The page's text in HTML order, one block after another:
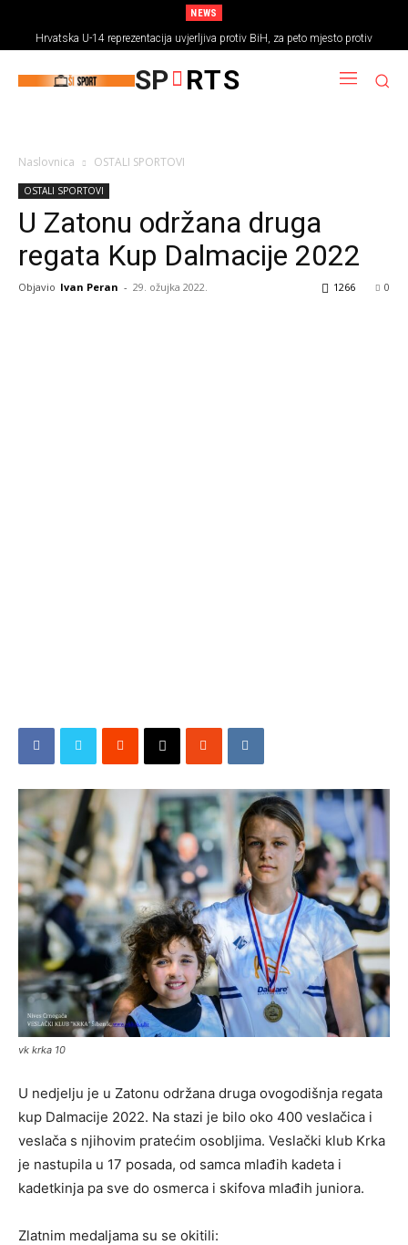
NEWS
Hrvatska U-14 reprezentacija uvjerljiva protiv BiH, za peto mjesto protiv
Rumunjske
SP RTS
Naslovnica OSTALI SPORTOVI
OSTALI SPORTOVI
U Zatonu održana druga
regata Kup Dalmacije 2022
Objavio Ivan Peran - 29. ožujka 2022. 0
1266
vk krka 10
U nedjelju je u Zatonu održana druga ovogodišnja regata
kup Dalmacije 2022. Na stazi je bilo oko 400 veslačica i
veslača s njihovim pratećim osobljima. Veslački klub Krka
je nastupila u 17 posada, od samca mlađih kadeta i
kadetkinja pa sve do osmerca i skifova mlađih juniora.
Zlatnim medaljama su se okitili: